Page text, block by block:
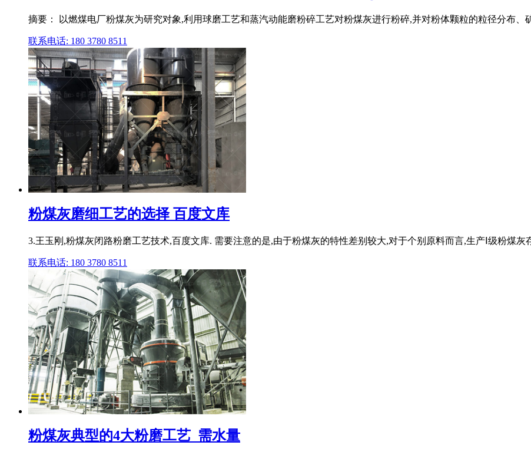
摘要： 以燃煤电厂粉煤灰为研究对象,利用球磨工艺和蒸汽动能磨粉碎工艺对粉煤灰进行粉碎,并对粉体颗粒的粒径分布、
联系电话: 180 3780 8511
粉煤灰磨细工艺的选择 百度文库
3.王玉刚,粉煤灰闭路粉磨工艺技术,百度文库. 需要注意的是,由于粉煤灰的特性差别较大,对于个别原料而言,生产Ⅰ级粉煤
联系电话: 180 3780 8511
粉煤灰典型的4大粉磨工艺_需水量